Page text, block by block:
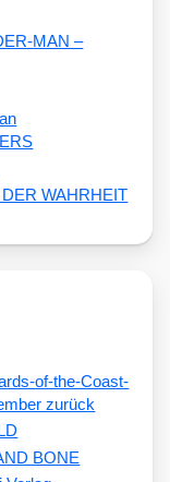
MAN –
WAHRHEIT
of-the-Coast-
zurück
BONE